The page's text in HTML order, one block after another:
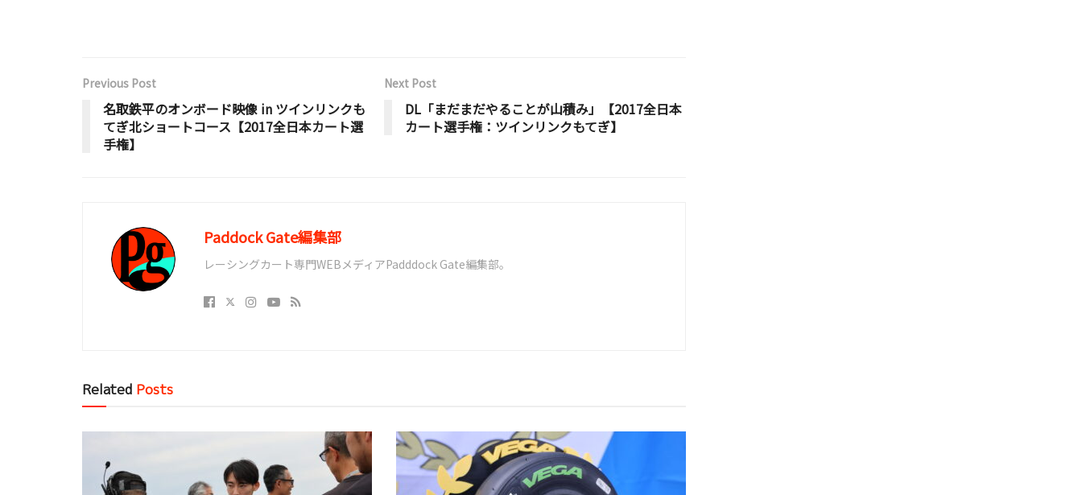
Previous Post
名取鉄平のオンボード映像 in ツインリンクも
てぎ北ショートコース【2017全日本カート選
手権】
Next Post
DL「まだまだやることが山積み」【2017全日本
カート選手権：ツインリンクもてぎ】
Paddock Gate編集部
レーシングカート専門WEBメディアPadddock Gate編集部。
Related Posts